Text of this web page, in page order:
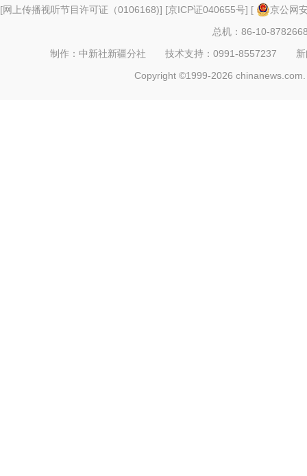
[网上传播视听节目许可证（0106168)] [京ICP证040655号] [
京公网
总机：86-10-
制作：中新社新疆分社 技术支持：0991-8557237
Copyright ©1999-2026